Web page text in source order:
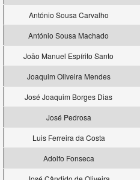
António Sousa Carvalho
António Sousa Machado
João Manuel Espírito Santo
Joaquim Oliveira Mendes
José Joaquim Borges Dias
José Pedrosa
Luis Ferreira da Costa
Adolfo Fonseca